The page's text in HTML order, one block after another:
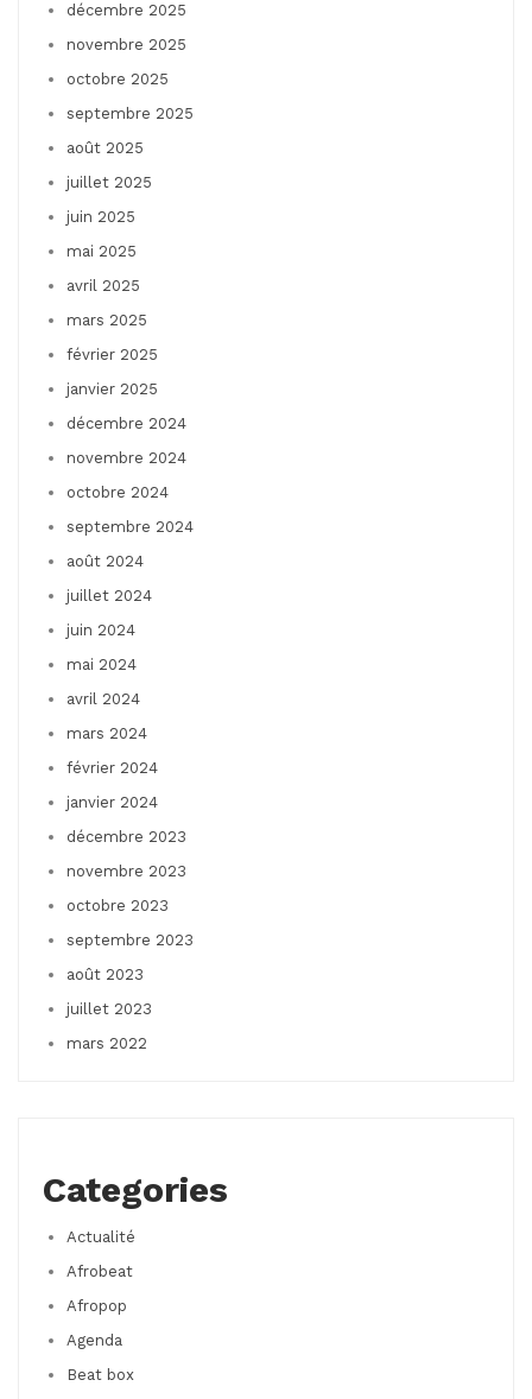
décembre 2025
novembre 2025
octobre 2025
septembre 2025
août 2025
juillet 2025
juin 2025
mai 2025
avril 2025
mars 2025
février 2025
janvier 2025
décembre 2024
novembre 2024
octobre 2024
septembre 2024
août 2024
juillet 2024
juin 2024
mai 2024
avril 2024
mars 2024
février 2024
janvier 2024
décembre 2023
novembre 2023
octobre 2023
septembre 2023
août 2023
juillet 2023
mars 2022
Categories
Actualité
Afrobeat
Afropop
Agenda
Beat box